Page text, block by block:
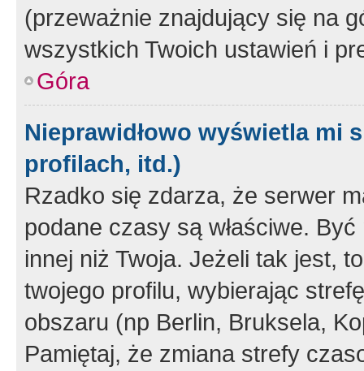
(przeważnie znajdujący się na
wszystkich Twoich ustawień i
Góra
Nieprawidłowo wyświetla mi
profilach, itd.)
Rzadko się zdarza, że serwer
podane czasy są właściwe.
innej niż Twoja. Jeżeli tak jest,
twojego profilu, wybierając
obszaru (np Berlin, Bruksela,
Pamiętaj, że zmiana strefy